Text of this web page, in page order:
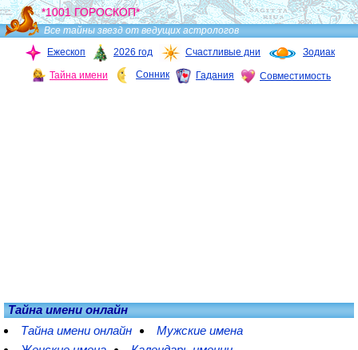
*1001 ГОРОСКОП*
Все тайны звезд от ведущих астрологов
Ежескоп
2026 год Счастливые дни Зодиак
Тайна имени Сонник Гадания Совместимость
Тайна имени онлайн
Тайна имени онлайн
Мужские имена